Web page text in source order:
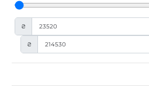
₴
₴